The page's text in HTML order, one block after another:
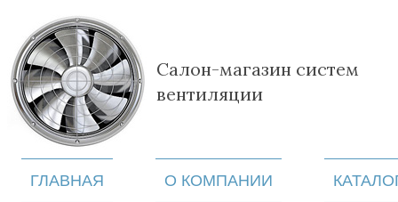
Салон-магазин систем
вентиляции
ГЛАВНАЯ О КОМПАНИИ